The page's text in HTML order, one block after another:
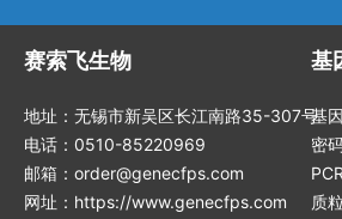
赛索飞生物
地址：无锡市新吴区长江南路35-307号
电话：0510-85220969
邮箱：order@genecfps.com
网址：https://www.genecfps.com
基
基
密
质